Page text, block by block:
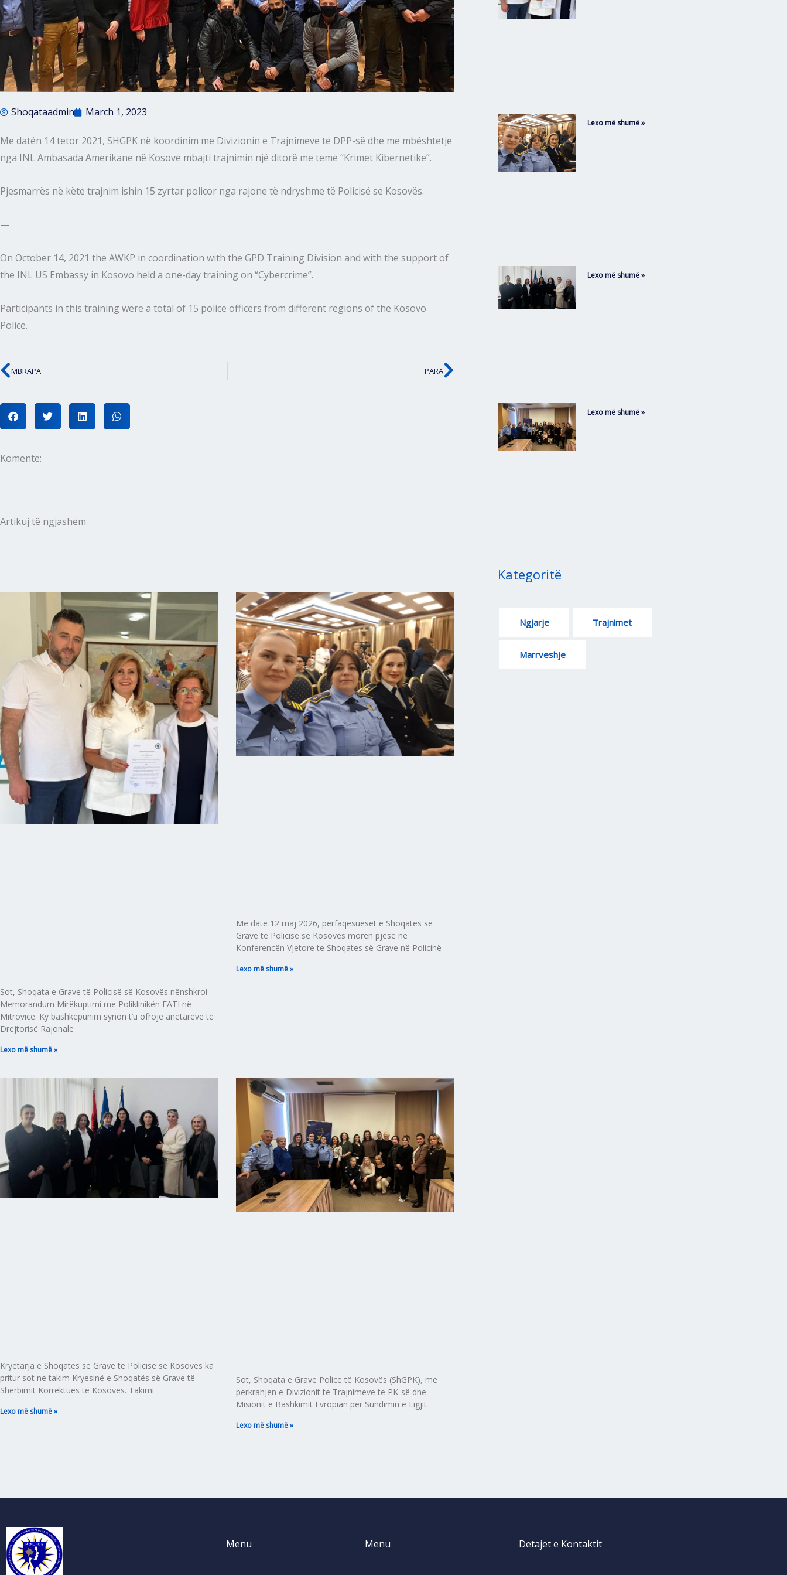
Shoqataadmin March 1, 2023
Me datën 14 tetor 2021, SHGPK në koordinim me Divizionin e Trajnimeve të DPP-së dhe me mbështetje
nga INL Ambasada Amerikane në Kosovë mbajti trajnimin një ditorë me temë “Krimet Kibernetike”.
Pjesmarrës në këtë trajnim ishin 15 zyrtar policor nga rajone të ndryshme të Policisë së Kosovës.
—
On October 14, 2021 the AWKP in coordination with the GPD Training Division and with the support of
the INL US Embassy in Kosovo held a one-day training on “Cybercrime”.
Participants in this training were a total of 15 police officers from different regions of the Kosovo
Police.
Prev
MBRAPA PARANext
Komente:
Artikuj të ngjashëm
Sot, Shoqata e Grave të Policisë së Kosovës nënshkroi
Memorandum Mirëkuptimi me Poliklinikën FATI në
Mitrovicë. Ky bashkëpunim synon t’u ofrojë anëtarëve të
Drejtorisë Rajonale
Lexo më shumë »
Më datë 12 maj 2026, përfaqësueset e Shoqatës së
Grave të Policisë së Kosovës morën pjesë në
Konferencën Vjetore të Shoqatës së Grave në Policinë
Lexo më shumë »
Kryetarja e Shoqatës së Grave të Policisë së Kosovës ka
pritur sot në takim Kryesinë e Shoqatës së Grave të
Shërbimit Korrektues të Kosovës. Takimi
Lexo më shumë »
Sot, Shoqata e Grave Police të Kosovës (ShGPK), me
përkrahjen e Divizionit të Trajnimeve të PK-së dhe
Misionit e Bashkimit Evropian për Sundimin e Ligjit
Lexo më shumë »
Lexo më shumë »
Lexo më shumë »
Lexo më shumë »
Kategoritë
Ngjarje Trajnimet
Marrveshje
Menu Menu Detajet e Kontaktit